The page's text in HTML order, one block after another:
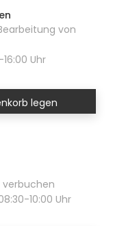
von
Uhr
legen
10:00 Uhr